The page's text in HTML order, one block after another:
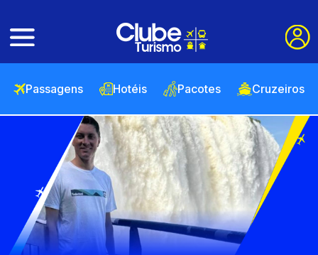
Passagens Hotéis Pacotes Cruzeiros